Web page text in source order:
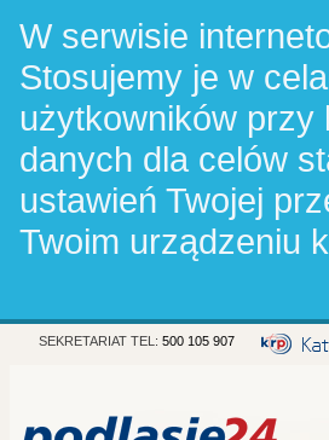
W serwisie
Stosujemy je w
użytkowników przy
danych dla celów
ustawień Twojej
Twoim urządzeniu
SEKRETARIAT TEL: 500 105 907